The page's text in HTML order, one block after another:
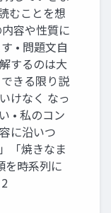
むことを想
容や性質に
• 問題文自
するのは大
きる限り説
けなく なっ
• 私のコン
に沿いつ
「焼きなま
を時系列に